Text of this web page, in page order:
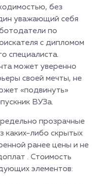
без
уважающий себя
по
с дипломом
специалиста.
может уверенно
своей мечты, не
«подвинуть»
ВУЗа.
прозрачные
каких-либо скрытых
ранее цены и не
. Стоимость
элементов: